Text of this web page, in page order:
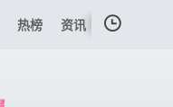
热榜 资讯